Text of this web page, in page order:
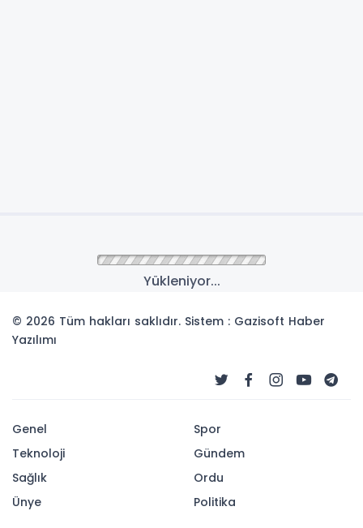
Ünye
Öğrencilerine Hijyen ve
Ergen Sağlığı Eğitimi
Müftülüğüne bağlı Çınarlık Mahallesi’nde
bulunan Merkez Yatılı Kız Kur’an Kursu
öğrencilerine yönelik bilgilendirici bir eğitim
semineri düzenlendi.